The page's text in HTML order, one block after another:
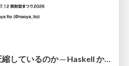
アルゴリズムは何を圧縮しているのか ─ Haskell から育った「圧縮代数」というメンタルモデル